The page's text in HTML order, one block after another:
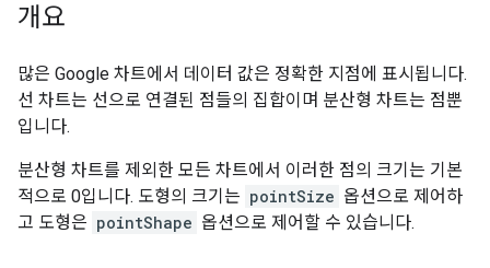
개요
많은 Google 차트에서 데이터 값은 정확한 지점에 표시됩니다.
선 차트는 선으로 연결된 점들의 집합이며 분산형 차트는 점뿐
입니다.
분산형 차트를 제외한 모든 차트에서 이러한 점의 크기는 기본
적으로 0입니다. 도형의 크기는 pointSize 옵션으로 제어하
고 도형은 pointShape 옵션으로 제어할 수 있습니다.